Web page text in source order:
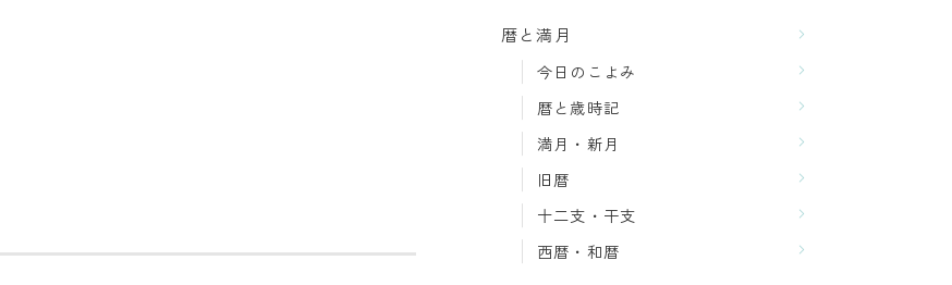
暦と満月
今日のこよみ
暦と歳時記
満月・新月
旧暦
十二支・干支
西暦・和暦